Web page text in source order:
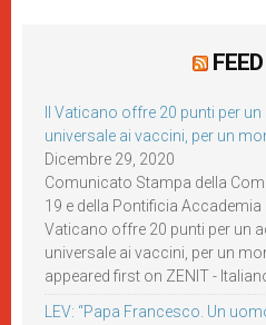
Il Vaticano offre 20 punti per
universale ai vaccini, per un
Dicembre 29, 2020
Comunicato Stampa della
19 e della Pontificia Accademia
Vaticano offre 20 punti per un
universale ai vaccini, per un
appeared first on ZENIT -
LEV: “Papa Francesco. Un